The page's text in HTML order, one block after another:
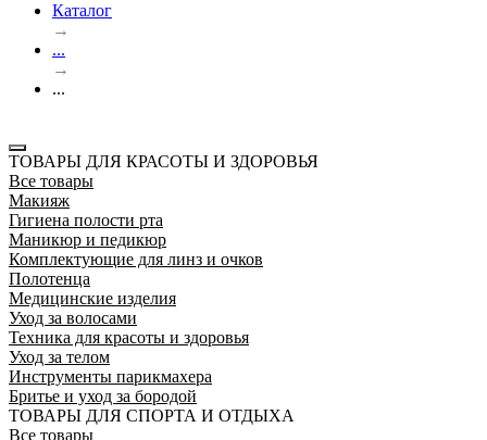
Каталог
→
...
→
...
ТОВАРЫ ДЛЯ КРАСОТЫ И ЗДОРОВЬЯ
Все товары
Макияж
Гигиена полости рта
Маникюр и педикюр
Комплектующие для линз и очков
Полотенца
Медицинские изделия
Уход за волосами
Техника для красоты и здоровья
Уход за телом
Инструменты парикмахера
Бритье и уход за бородой
ТОВАРЫ ДЛЯ СПОРТА И ОТДЫХА
Все товары